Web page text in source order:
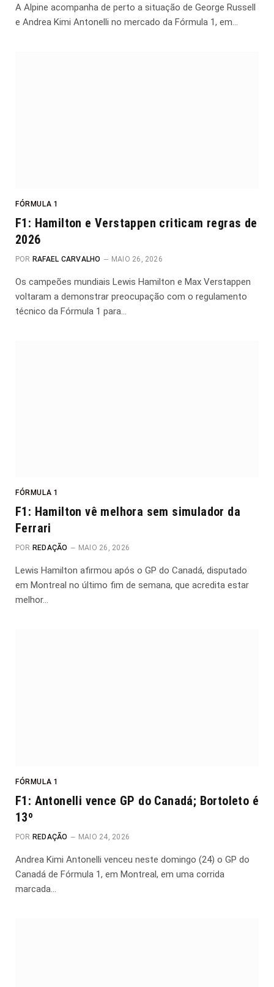
A Alpine acompanha de perto a situação de George Russell
e Andrea Kimi Antonelli no mercado da Fórmula 1, em…
FÓRMULA 1
F1: Hamilton e Verstappen criticam regras de
2026
POR RAFAEL CARVALHO MAIO 26, 2026
Os campeões mundiais Lewis Hamilton e Max Verstappen
voltaram a demonstrar preocupação com o regulamento
técnico da Fórmula 1 para…
FÓRMULA 1
F1: Hamilton vê melhora sem simulador da
Ferrari
POR REDAÇÃO MAIO 26, 2026
Lewis Hamilton afirmou após o GP do Canadá, disputado
em Montreal no último fim de semana, que acredita estar
melhor…
FÓRMULA 1
F1: Antonelli vence GP do Canadá; Bortoleto é
13º
POR REDAÇÃO MAIO 24, 2026
Andrea Kimi Antonelli venceu neste domingo (24) o GP do
Canadá de Fórmula 1, em Montreal, em uma corrida
marcada…